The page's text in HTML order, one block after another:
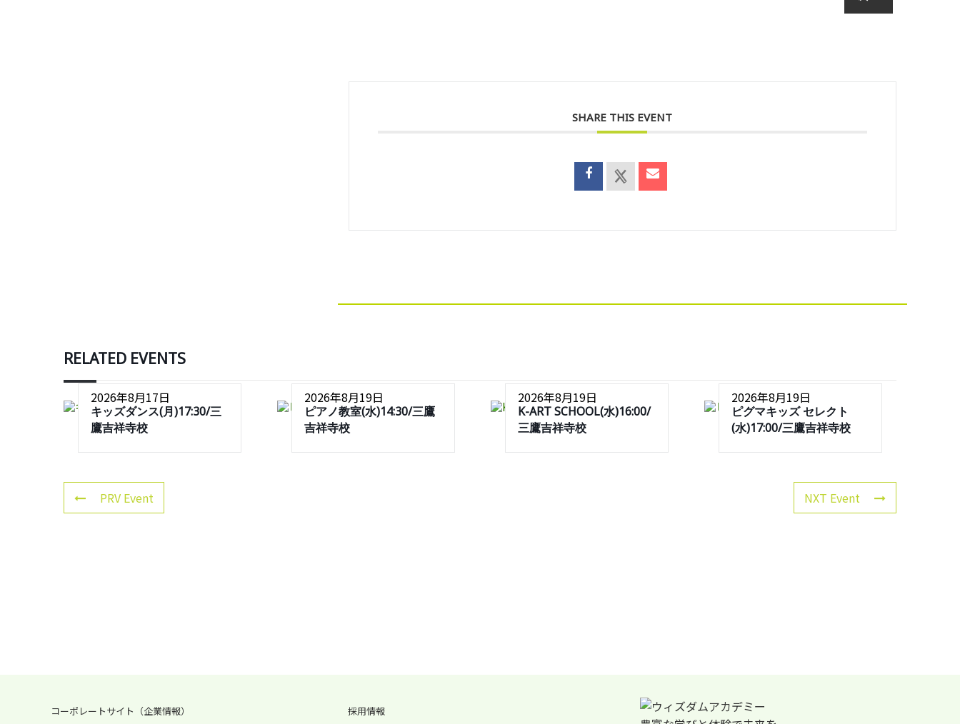
SHARE THIS EVENT
RELATED EVENTS
2026年8月17日
キッズダンス(月)17:30/三
鷹吉祥寺校
2026年8月19日
ピアノ教室(水)14:30/三鷹
吉祥寺校
2026年8月19日
K-ART SCHOOL(水)16:00/
三鷹吉祥寺校
2026年8月19日
ピグマキッズ セレクト
(水)17:00/三鷹吉祥寺校
PRV Event NXT Event
コーポレートサイト（企業情報） 採用情報